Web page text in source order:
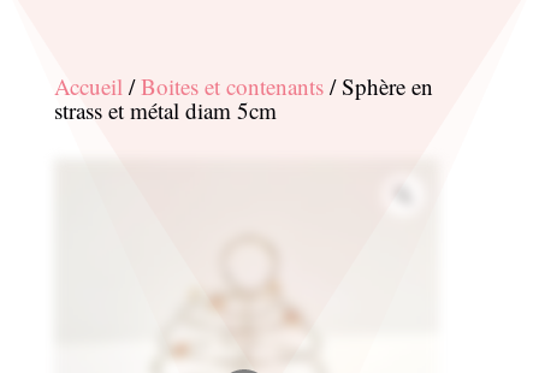
Accueil/Boites et contenants/ Sphère en
strass et métal diam 5cm